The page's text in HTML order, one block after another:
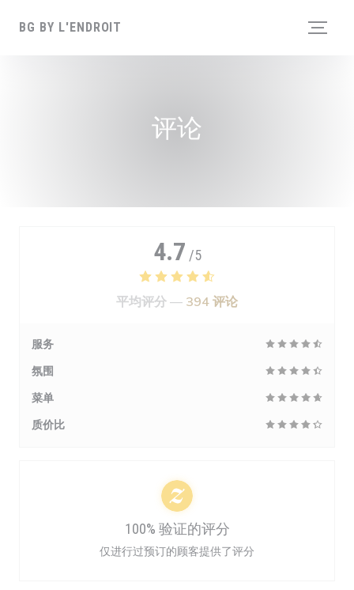
BG BY L'ENDROIT
评论
4.7 /5
平均评分 — 394 评论
服务
氛围
菜单
质价比
100% 验证的评分
仅进行过预订的顾客提供了评分